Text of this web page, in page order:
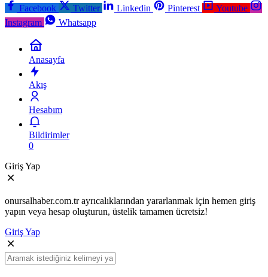
Facebook
Twitter Linkedin Pinterest
Youtube
Instagram
Whatsapp
Anasayfa
Akış
Hesabım
Bildirimler
0
Giriş Yap
onursalhaber.com.tr ayrıcalıklarından yararlanmak için hemen giriş
yapın veya hesap oluşturun, üstelik tamamen ücretsiz!
Giriş Yap